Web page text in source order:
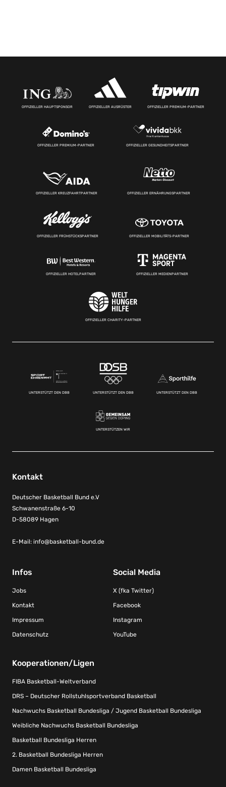
OFFIZIELLER HAUPTSPONSOR OFFIZIELLER AUSRÜSTER OFFIZIELLER PREMIUM-PARTNER
OFFIZIELLER PREMIUM-PARTNER OFFIZIELLER GESUNDHEITSPARTNER
OFFIZIELLER KREUZFAHRTPARTNER OFFIZIELLER ERNÄHRUNGSPARTNER
OFFIZIELLER FRÜHSTÜCKSPARTNER OFFIZIELLER MOBILITÄTS-PARTNER
OFFIZIELLER HOTELPARTNER OFFIZIELLER MEDIENPARTNER
OFFIZIELLER CHARITY-PARTNER
UNTERSTÜTZT DEN DBB UNTERSTÜTZT DEN DBB UNTERSTÜTZT DEN DBB
UNTERSTÜTZEN WIR
Kontakt
Deutscher Basketball Bund e.V
Schwanenstraße 6-10
D-58089 Hagen
E-Mail: info@basketball-bund.de
Infos
Jobs
Kontakt
Impressum
Datenschutz
Social Media
X (fka Twitter)
Facebook
Instagram
YouTube
Kooperationen/Ligen
FIBA Basketball-Weltverband
DRS – Deutscher Rollstuhlsportverband Basketball
Nachwuchs Basketball Bundesliga / Jugend Basketball Bundesliga
Weibliche Nachwuchs Basketball Bundesliga
Basketball Bundesliga Herren
2. Basketball Bundesliga Herren
Damen Basketball Bundesliga